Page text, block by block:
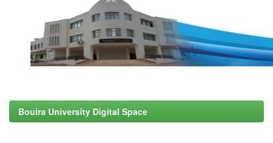
Bouira University Digital Space